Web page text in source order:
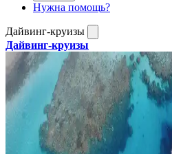
Нужна помощь?
Дайвинг-круизы
Дайвинг-круизы